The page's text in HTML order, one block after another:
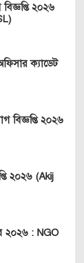
২০২৬
ক্যাডেট
বিজ্ঞপ্তি ২০২৬
২০২৬ (Akij
২০২৬ : NGO